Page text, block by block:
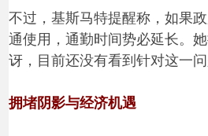
不过，基斯马特提醒称，如果
通使用，通勤时间势必延长。
讶，目前还没有看到针对这一
拥堵阴影与经济机遇